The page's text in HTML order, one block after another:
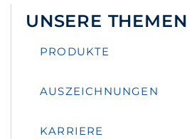
UNSERE THEMEN
PRODUKTE
AUSZEICHNUNGEN
KARRIERE